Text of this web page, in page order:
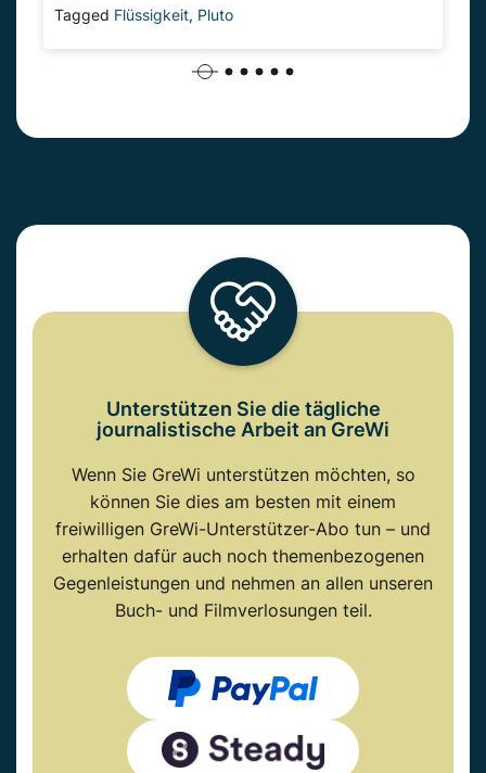
Tagged Flüssigkeit, Pluto
Unterstützen Sie die tägliche
journalistische Arbeit an GreWi
Wenn Sie GreWi unterstützen möchten, so
können Sie dies am besten mit einem
freiwilligen GreWi-Unterstützer-Abo tun – und
erhalten dafür auch noch themenbezogenen
Gegenleistungen und nehmen an allen unseren
Buch- und Filmverlosungen teil.